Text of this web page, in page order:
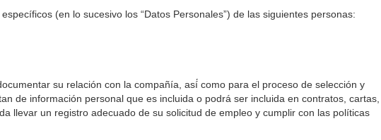
(en lo sucesivo los “Datos Personales”) de las siguientes personas:
su relación con la compañía, así́ como para el proceso de selección y
de información personal que es incluida o podrá ser incluida en contratos, cartas,
llevar un registro adecuado de su solicitud de empleo y cumplir con las políticas